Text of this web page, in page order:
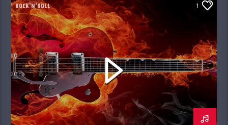
ROCK'N'ROLL 1